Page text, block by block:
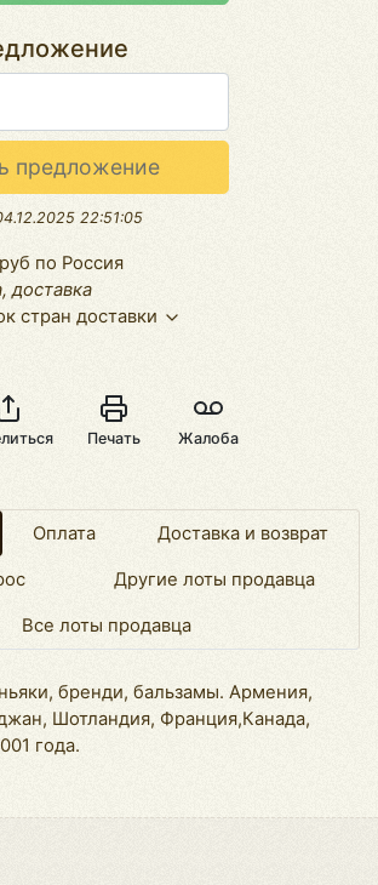
предложение
22:51:05
по Россия
доставка
стран доставки
Печать Жалоба
Оплата Доставка и возврат
Другие лоты продавца
Все лоты продавца
бренди, бальзамы. Армения,
Шотландия, Франция,Канада,
года.